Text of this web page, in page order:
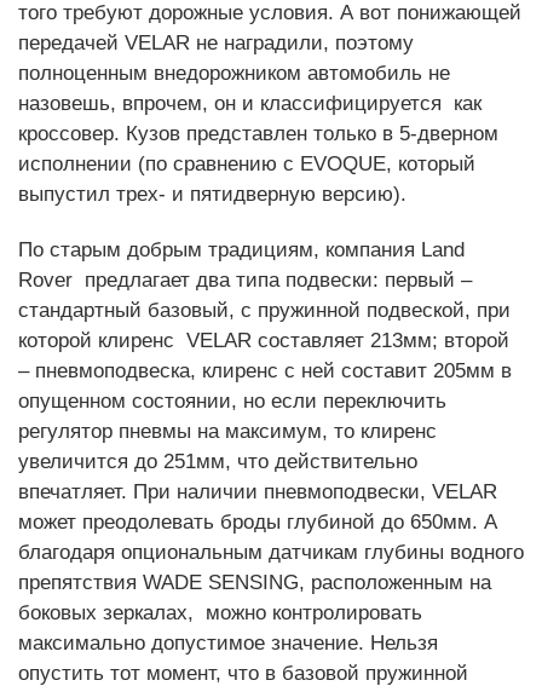
того требуют дорожные условия. А вот понижающей
передачей VELAR не наградили, поэтому
полноценным внедорожником автомобиль не
назовешь, впрочем, он и классифицируется как
кроссовер. Кузов представлен только в 5-дверном
исполнении (по сравнению с EVOQUE, который
выпустил трех- и пятидверную версию).
По старым добрым традициям, компания Land
Rover предлагает два типа подвески: первый –
стандартный базовый, с пружинной подвеской, при
которой клиренс VELAR составляет 213мм; второй
– пневмоподвеска, клиренс с ней составит 205мм в
опущенном состоянии, но если переключить
регулятор пневмы на максимум, то клиренс
увеличится до 251мм, что действительно
впечатляет. При наличии пневмоподвески, VELAR
может преодолевать броды глубиной до 650мм. А
благодаря опциональным датчикам глубины водного
препятствия WADE SENSING, расположенным на
боковых зеркалах, можно контролировать
максимально допустимое значение. Нельзя
опустить тот момент, что в базовой пружинной